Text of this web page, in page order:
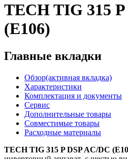
TECH TIG 315 P
(E106)
Главные вкладки
Обзор(активная вкладка)
Характеристики
Комплектация и документы
Сервис
Дополнительные товары
Совместимые товары
Расходные материалы
TECH TIG 315 P DSP AC/DC